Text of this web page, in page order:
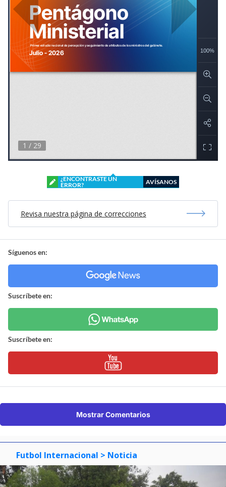
¿ENCONTRASTE UN
ERROR?
AVÍSANOS
Revisa nuestra página de correcciones
Síguenos en:
Suscríbete en:
Suscríbete en:
Mostrar Comentarios
Futbol Internacional > Noticia